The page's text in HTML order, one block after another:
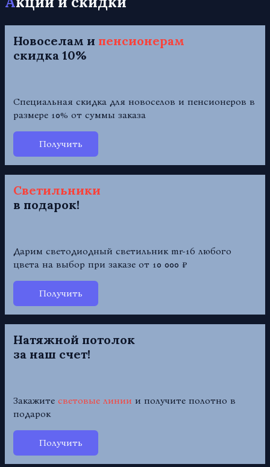
Новоселам и пенсионерам
скидка 10%
Специальная скидка для новоселов и пенсионеров в
размере 10% от суммы заказа
Получить
Светильники
в подарок!
Дарим светодиодный светильник mr-16 любого
цвета на выбор при заказе от 10 000 ₽
Получить
Натяжной потолок
за наш счет!
Закажите световые линии и получите полотно в
подарок
Получить